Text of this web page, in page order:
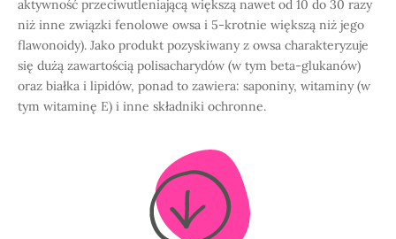
aktywność przeciwutleniającą większą nawet od 10 do 30 razy
niż inne związki fenolowe owsa i 5-krotnie większą niż jego
flawonoidy). Jako produkt pozyskiwany z owsa charakteryzuje
się dużą zawartością polisacharydów (w tym beta-glukanów)
oraz białka i lipidów, ponad to zawiera: saponiny, witaminy (w
tym witaminę E) i inne składniki ochronne.